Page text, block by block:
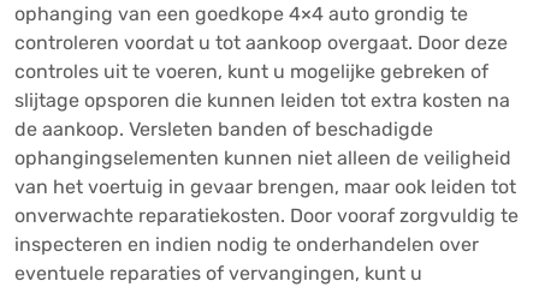
ophanging van een goedkope 4×4 auto grondig te
controleren voordat u tot aankoop overgaat. Door deze
controles uit te voeren, kunt u mogelijke gebreken of
slijtage opsporen die kunnen leiden tot extra kosten na
de aankoop. Versleten banden of beschadigde
ophangingselementen kunnen niet alleen de veiligheid
van het voertuig in gevaar brengen, maar ook leiden tot
onverwachte reparatiekosten. Door vooraf zorgvuldig te
inspecteren en indien nodig te onderhandelen over
eventuele reparaties of vervangingen, kunt u